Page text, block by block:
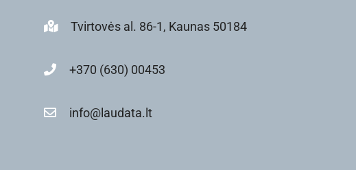
Tvirtovės al. 86-1, Kaunas 50184
+370 (630) 00453
info@laudata.lt